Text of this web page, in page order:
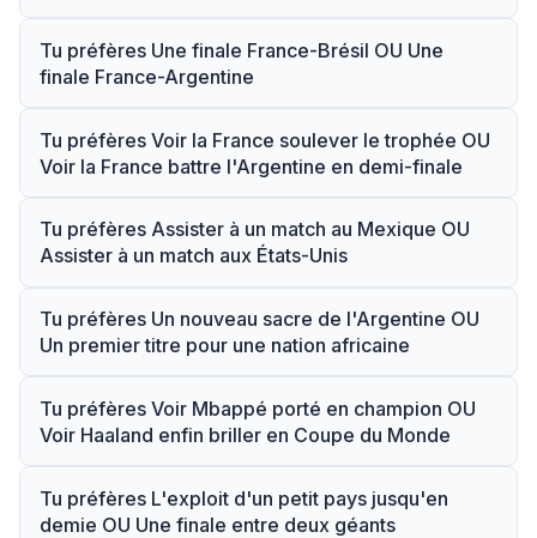
Tu préfères Une finale France-Brésil OU Une
finale France-Argentine
Tu préfères Voir la France soulever le trophée OU
Voir la France battre l'Argentine en demi-finale
Tu préfères Assister à un match au Mexique OU
Assister à un match aux États-Unis
Tu préfères Un nouveau sacre de l'Argentine OU
Un premier titre pour une nation africaine
Tu préfères Voir Mbappé porté en champion OU
Voir Haaland enfin briller en Coupe du Monde
Tu préfères L'exploit d'un petit pays jusqu'en
demie OU Une finale entre deux géants